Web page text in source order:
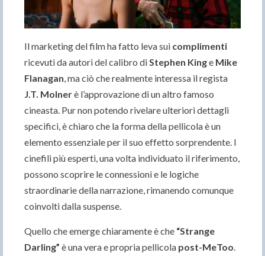
Il marketing del film ha fatto leva sui complimenti
ricevuti da autori del calibro di Stephen Kinge Mike
Flanagan , ma ciò che realmente interessa il regista
J.T. Molnerè l’approvazione di un altro famoso
cineasta. Pur non potendo rivelare ulteriori dettagli
specifici, è chiaro che la forma della pellicola è un
elemento essenziale per il suo effetto sorprendente. I
cinefili più esperti, una volta individuato il riferimento,
possono scoprire le connessioni e le logiche
straordinarie della narrazione, rimanendo comunque
coinvolti dalla suspense.
Quello che emerge chiaramente è che “Strange
Darling” è una vera e propria pellicola post-MeToo